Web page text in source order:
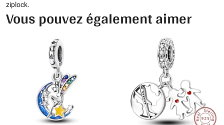
ziplock.
Vous pouvez également aimer